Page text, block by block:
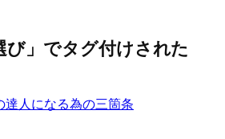
び」でタグ付けされた
達人になる為の三箇条